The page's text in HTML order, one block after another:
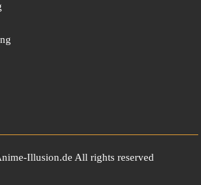
Illusion.de All rights reserved